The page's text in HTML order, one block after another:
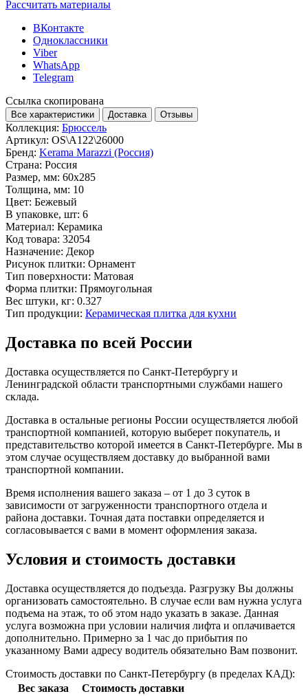
Рассчитать материалы
ВКонтакте
Одноклассники
Viber
WhatsApp
Telegram
Ссылка скопирована
Все характеристики Доставка Отзывы
Коллекция: Брюссель
Артикул: OS\A122\26000
Бренд: Kerama Marazzi (Россия)
Страна: Россия
Размер, мм: 60x285
Толщина, мм: 10
Цвет: Бежевый
В упаковке, шт: 6
Материал: Керамика
Код товара: 32054
Назначение: Декор
Рисунок плитки: Орнамент
Тип поверхности: Матовая
Форма плитки: Прямоугольная
Вес штуки, кг: 0.327
Тип продукции: Керамическая плитка для кухни
Доставка по всей России
Доставка осуществляется по Санкт-Петербургу и
Ленинградской области транспортными службами нашего
склада.
Доставка в остальные регионы России осуществляется любой
транспортной компанией, которую выберет покупатель, и
представительство которой имеется в Санкт-Петербурге. Мы в
этом случае осуществляем доставку до выбранной вами
транспортной компании.
Время исполнения вашего заказа – от 1 до 3 суток в
зависимости от загруженности транспортного отдела и
района доставки. Точная дата поставки определяется и
согласовывается с вами в момент оформления заказа.
Условия и стоимость доставки
Доставка осуществляется до подъезда. Разгрузку Вы должны
организовать самостоятельно. В случае если вам нужна услуга
подъема на этаж, то об этом надо указать в заказе. Данная
услуга возможна при условии наличия лифта и оплачивается
дополнительно. Примерно за 1 час до прибытия по
указанному Вами адресу водитель обязательно Вам позвонит.
Стоимость доставки по Санкт-Петербургу (в пределах КАД):
Вес заказа
Стоимость доставки